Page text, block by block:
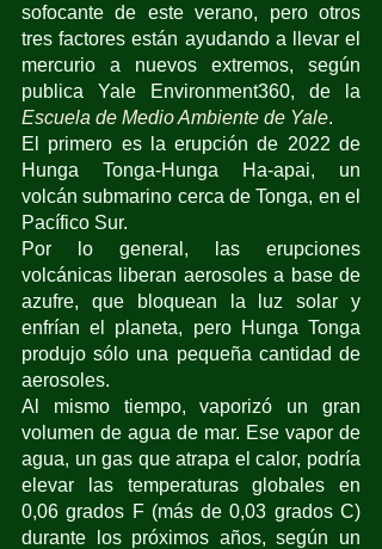
sofocante de este verano, pero otros
tres factores están ayudando a llevar el
mercurio a nuevos extremos, según
Escuela de Medio Ambiente de Yale.
El primero es la erupción de 2022 de
Hunga Tonga-Hunga Ha-apai, un
volcán submarino cerca de Tonga, en el
Pacífico Sur.
Por lo general, las erupciones
volcánicas liberan aerosoles a base de
azufre, que bloquean la luz solar y
enfrían el planeta, pero Hunga Tonga
produjo sólo una pequeña cantidad de
aerosoles.
Al mismo tiempo, vaporizó un gran
volumen de agua de mar. Ese vapor de
agua, un gas que atrapa el calor, podría
elevar las temperaturas globales en
0,06 grados F (más de 0,03 grados C)